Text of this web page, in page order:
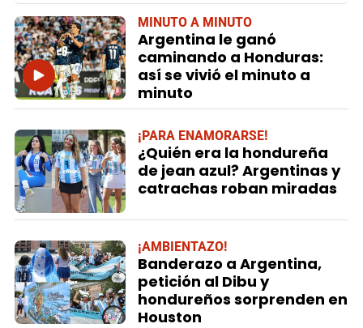
MINUTO A MINUTO
Argentina le ganó
caminando a Honduras:
así se vivió el minuto a
minuto
¡PARA ENAMORARSE!
¿Quién era la hondureña
de jean azul? Argentinas y
catrachas roban miradas
¡AMBIENTAZO!
Banderazo a Argentina,
petición al Dibu y
hondureños sorprenden en
Houston